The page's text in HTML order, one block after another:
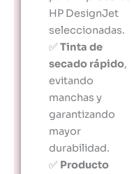
HP DesignJet
seleccionadas.
✅ Tinta de
secado rápido,
evitando
manchas y
garantizando
mayor
durabilidad.
✅ Producto